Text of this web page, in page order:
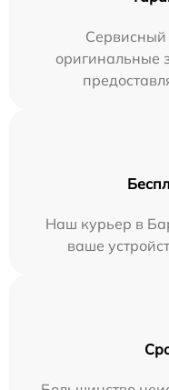
Сервисный
оригинальные
Наш курьер в
ваше